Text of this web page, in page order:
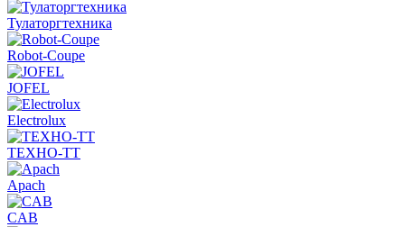
Тулаторгтехника
Robot-Coupe
JOFEL
Electrolux
ТЕХНО-ТТ
Apach
CAB